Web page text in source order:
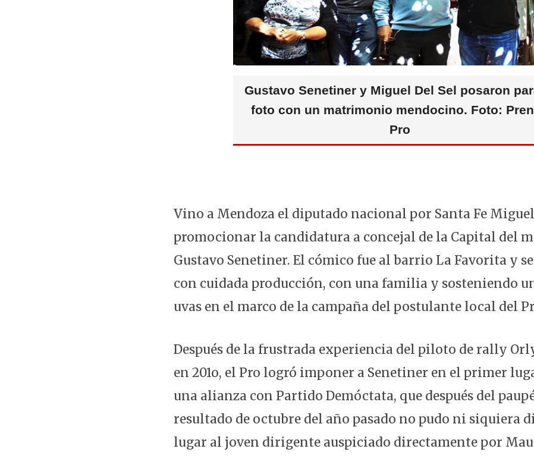
k
Gustavo Senetiner y Miguel Del Sel posaron
foto con un matrimonio mendocino. Foto:
Pro
Vino a Mendoza el diputado nacional por Santa Fe Miguel
promocionar la candidatura a concejal de la Capital del
Gustavo Senetiner. El cómico fue al barrio La Favorita y
con cuidada producción, con una familia y sosteniendo
uvas en el marco de la campaña del postulante local del
Después de la frustrada experiencia del piloto de rally
en 201o, el Pro logró imponer a Senetiner en el primer
una alianza con Partido Demóctata, que después del
resultado de octubre del año pasado no pudo ni siquiera
lugar al joven dirigente auspiciado directamente por